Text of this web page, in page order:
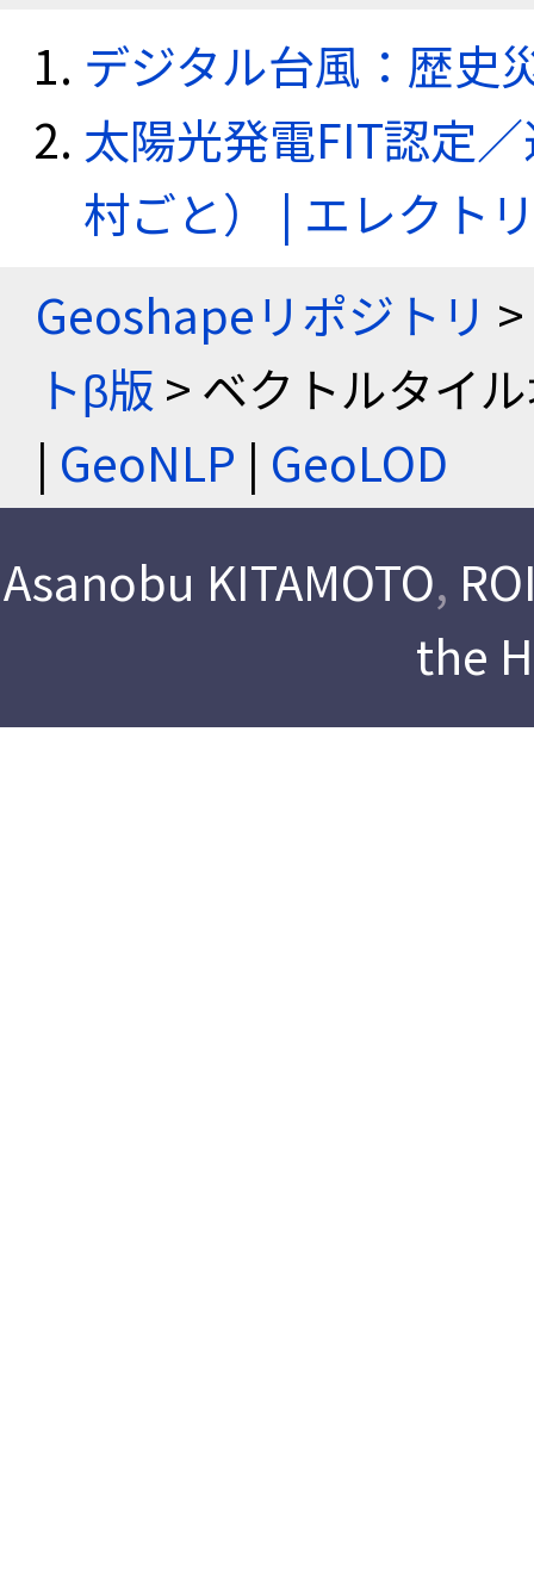
デジタル台風：歴史
太陽光発電FIT認定
村ごと） | エレクト
Geoshapeリポジトリ >
トβ版 > ベクトルタイ
| GeoNLP | GeoLOD
Asanobu KITAMOTO,
the